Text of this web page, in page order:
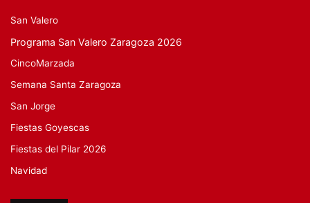
San Valero
Programa San Valero Zaragoza 2026
CincoMarzada
Semana Santa Zaragoza
San Jorge
Fiestas Goyescas
Fiestas del Pilar 2026
Navidad